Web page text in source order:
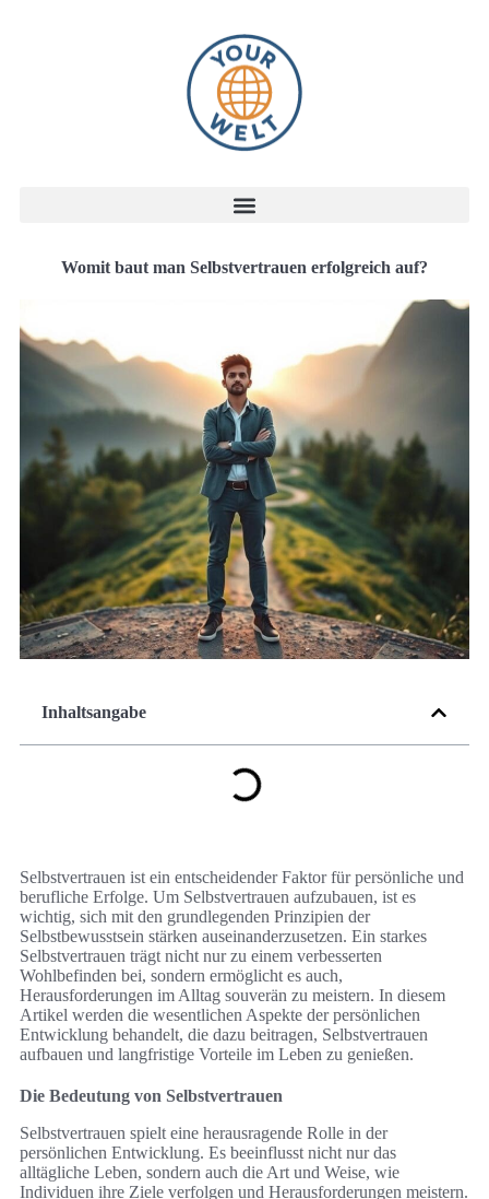
Womit baut man Selbstvertrauen erfolgreich auf?
Inhaltsangabe
Selbstvertrauen ist ein entscheidender Faktor für persönliche und
berufliche Erfolge. Um Selbstvertrauen aufzubauen, ist es
wichtig, sich mit den grundlegenden Prinzipien der
Selbstbewusstsein stärken auseinanderzusetzen. Ein starkes
Selbstvertrauen trägt nicht nur zu einem verbesserten
Wohlbefinden bei, sondern ermöglicht es auch,
Herausforderungen im Alltag souverän zu meistern. In diesem
Artikel werden die wesentlichen Aspekte der persönlichen
Entwicklung behandelt, die dazu beitragen, Selbstvertrauen
aufbauen und langfristige Vorteile im Leben zu genießen.
Die Bedeutung von Selbstvertrauen
Selbstvertrauen spielt eine herausragende Rolle in der
persönlichen Entwicklung. Es beeinflusst nicht nur das
alltägliche Leben, sondern auch die Art und Weise, wie
Individuen ihre Ziele verfolgen und Herausforderungen meistern.